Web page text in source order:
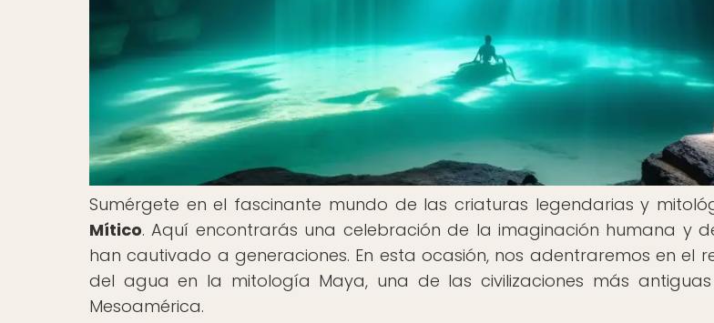
Sumérgete en el fascinante mundo de las criaturas legendarias y
Mítico. Aquí encontrarás una celebración de la imaginación humana y
han cautivado a generaciones. En esta ocasión, nos adentraremos en el
del agua en la mitología Maya, una de las civilizaciones más
Mesoamérica.